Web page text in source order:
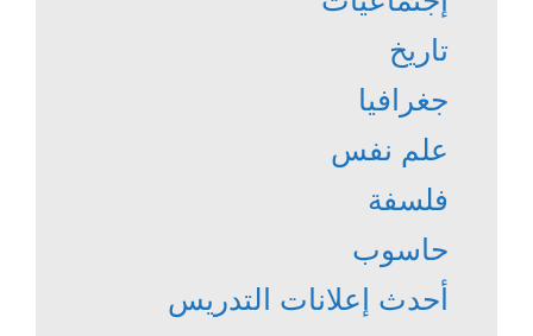
تاريخ
جغرافيا
علم نفس
فلسفة
حاسوب
أحدث إعلانات التدريس